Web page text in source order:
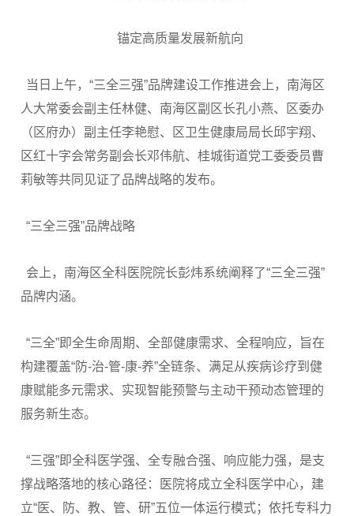
锚定高质量发展新航向
当日上午，“三全三强”品牌建设工作推进会上，南海区
人大常委会副主任林健、南海区副区长孔小燕、区委办
（区府办）副主任李艳慰、区卫生健康局局长邱宇翔、
区红十字会常务副会长邓伟航、桂城街道党工委委员曹
莉敏等共同见证了品牌战略的发布。
“三全三强”品牌战略
会上，南海区全科医院院长彭炜系统阐释了“三全三强”
品牌内涵。
“三全”即全生命周期、全部健康需求、全程响应，旨在
构建覆盖“防-治-管-康-养”全链条、满足从疾病诊疗到健
康赋能多元需求、实现智能预警与主动干预动态管理的
服务新生态。
“三强”即全科医学强、全专融合强、响应能力强，是支
撑战略落地的核心路径：医院将成立全科医学中心，建
立“医、防、教、管、研”五位一体运行模式；依托专科力